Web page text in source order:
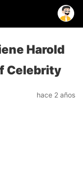
Harold
Celebrity
hace 2 años